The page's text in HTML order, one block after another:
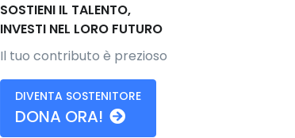
SOSTIENI IL TALENTO,
INVESTI NEL LORO FUTURO
Il tuo contributo è prezioso
DIVENTA SOSTENITORE
DONA ORA!